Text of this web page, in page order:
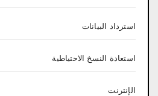
استرداد البيانات
استعادة النسخ الاحتياطية
الإنترنت